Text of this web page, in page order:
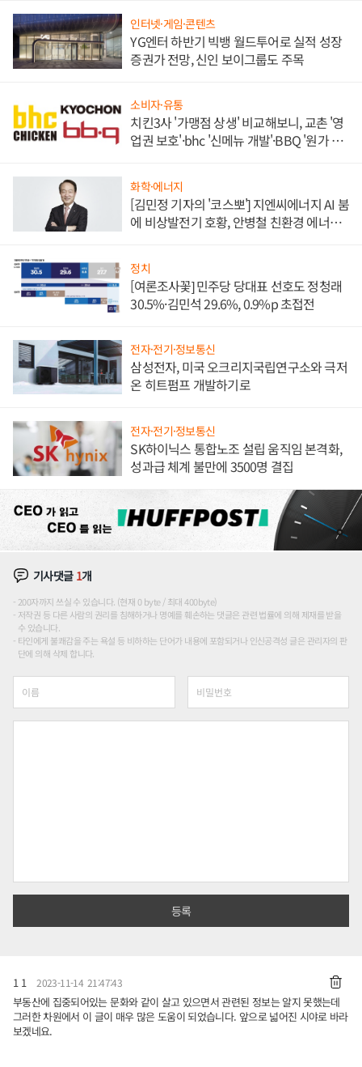
인터넷·게임·콘텐츠
YG엔터 하반기 빅뱅 월드투어로 실적 성장
증권가 전망, 신인 보이그룹도 주목
소비자·유통
치킨3사 '가맹점 상생' 비교해보니, 교촌 '영
업권 보호'·bhc '신메뉴 개발'·BBQ '원가 부
화학·에너지
[김민정 기자의 '코스뽀'] 지엔씨에너지 AI 붐
에 비상발전기 호황, 안병철 친환경 에너지
정치
[여론조사꽃] 민주당 당대표 선호도 정청래
30.5%·김민석 29.6%, 0.9%p 초접전
전자·전기·정보통신
삼성전자, 미국 오크리지국립연구소와 극저
온 히트펌프 개발하기로
전자·전기·정보통신
SK하이닉스 통합노조 설립 움직임 본격화,
성과급 체계 불만에 3500명 결집
기사댓글 1개
200자까지 쓰실 수 있습니다. (현재 0 byte / 최대 400byte)
저작권 등 다른 사람의 권리를 침해하거나 명예를 훼손하는 댓글은 관련 법률에 의해 제재를 받을
수 있습니다.
타인에게 불쾌감을 주는 욕설 등 비하하는 단어가 내용에 포함되거나 인신공격성 글은 관리자의 판
단에 의해 삭제 합니다.
1 1 2023-11-14 21:47:43
부동산에 집중되어있는 문화와 같이 살고 있으면서 관련된 정보는 알지 못했는데
그러한 차원에서 이 글이 매우 많은 도움이 되었습니다. 앞으로 넓어진 시야로 바라
보겠네요.